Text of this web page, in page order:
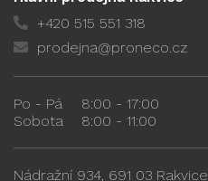
+420 515 551 318
prodejna@proneco.cz
Po - Pá
8:00 - 17:00
Sobota
8:00 - 11:00
Nádražní 934, 691 03 Rakvice